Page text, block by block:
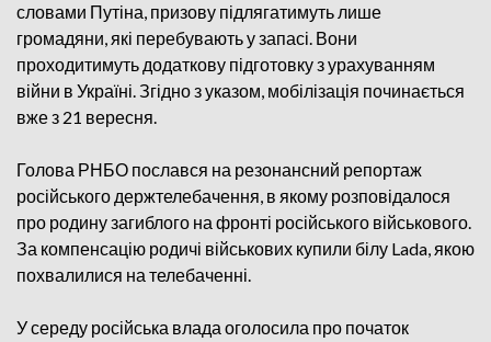
словами Путіна, призову підлягатимуть лише
громадяни, які перебувають у запасі. Вони
проходитимуть додаткову підготовку з урахуванням
війни в Україні. Згідно з указом, мобілізація починається
вже з 21 вересня.
Голова РНБО послався на резонансний репортаж
російського держтелебачення, в якому розповідалося
про родину загиблого на фронті російського військового.
За компенсацію родичі військових купили білу Lada, якою
похвалилися на телебаченні.
У середу російська влада оголосила про початок